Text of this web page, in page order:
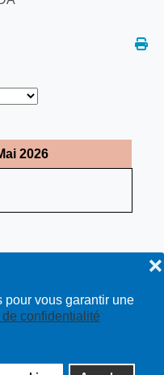
vous garantir une
de confidentialité
❌
2026
droits réservés | site :